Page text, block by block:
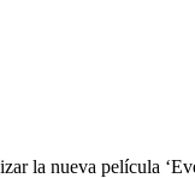
la nueva película